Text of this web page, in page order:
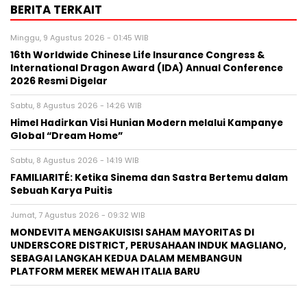
BERITA TERKAIT
Minggu, 9 Agustus 2026 - 01:45 WIB
16th Worldwide Chinese Life Insurance Congress &
International Dragon Award (IDA) Annual Conference
2026 Resmi Digelar
Sabtu, 8 Agustus 2026 - 14:26 WIB
Himel Hadirkan Visi Hunian Modern melalui Kampanye
Global “Dream Home”
Sabtu, 8 Agustus 2026 - 14:19 WIB
FAMILIARITÉ: Ketika Sinema dan Sastra Bertemu dalam
Sebuah Karya Puitis
Jumat, 7 Agustus 2026 - 09:32 WIB
MONDEVITA MENGAKUISISI SAHAM MAYORITAS DI
UNDERSCORE DISTRICT, PERUSAHAAN INDUK MAGLIANO,
SEBAGAI LANGKAH KEDUA DALAM MEMBANGUN
PLATFORM MEREK MEWAH ITALIA BARU